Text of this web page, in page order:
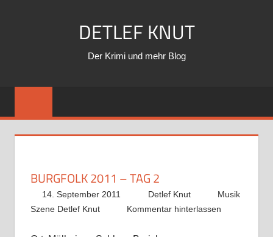
DETLEF KNUT
Der Krimi und mehr Blog
BURGFOLK 2011 – TAG 2
14. September 2011 Detlef Knut
Musik
Szene Detlef Knut
Kommentar hinterlassen